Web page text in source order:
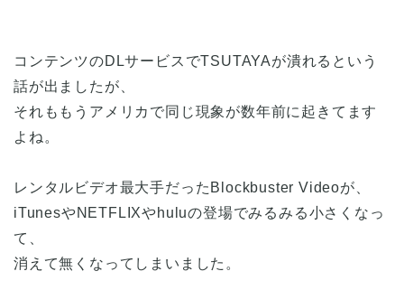
コンテンツのDLサービスでTSUTAYAが潰れるという
話が出ましたが、
それももうアメリカで同じ現象が数年前に起きてます
よね。
レンタルビデオ最大手だったBlockbuster Videoが、
iTunesやNETFLIXやhuluの登場でみるみる小さくなっ
て、
消えて無くなってしまいました。